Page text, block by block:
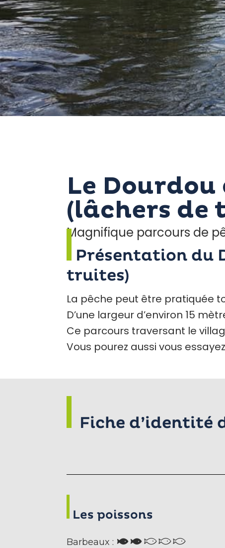
Le Dourdou
(lâchers de
Magnifique parcours de
Présentation du
truites)
La pêche peut être pratiquée
D’une largeur d’environ 15
Ce parcours traversant le
Vous pourez aussi vous
Fiche d’identité
Les poissons
Barbeaux :